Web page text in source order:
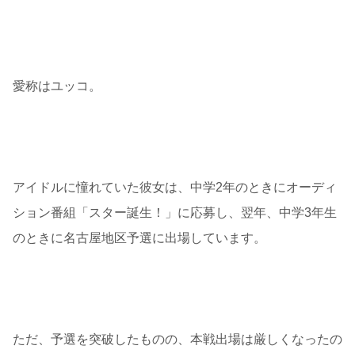
愛称はユッコ。
アイドルに憧れていた彼女は、中学2年のときにオーディ
ション番組「スター誕生！」に応募し、翌年、中学3年生
のときに名古屋地区予選に出場しています。
ただ、予選を突破したものの、本戦出場は厳しくなったの